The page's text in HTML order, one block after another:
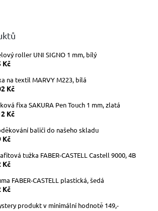
roller UNI SIGNO 1 mm, bílý
Kč
na textil MARVY M223, bílá
Kč
fixa SAKURA Pen Touch 1 mm, zlatá
Kč
baliči do našeho skladu
Kč
tužka FABER-CASTELL Castell 9000, 4B
Kč
FABER-CASTELL plastická, šedá
Kč
produkt v minimální hodnotě 149,-